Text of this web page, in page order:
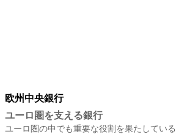
欧州中央銀行
ユーロ圏を支える銀行
ユーロ圏の中でも重要な役割を果たしてい